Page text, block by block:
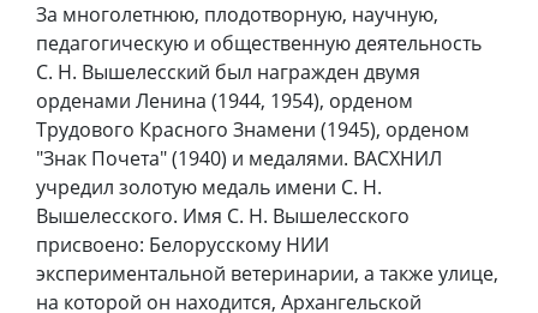
За многолетнюю, плодотворную, научную,
педагогическую и общественную деятельность
С. Н. Вышелесский был награжден двумя
орденами Ленина (1944, 1954), орденом
Трудового Красного Знамени (1945), орденом
"Знак Почета" (1940) и медалями. ВАСХНИЛ
учредил золотую медаль имени С. Н.
Вышелесского. Имя С. Н. Вышелесского
присвоено: Белорусскому НИИ
экспериментальной ветеринарии, а также улице,
на которой он находится, Архангельской